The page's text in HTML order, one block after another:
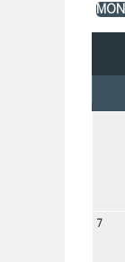
7